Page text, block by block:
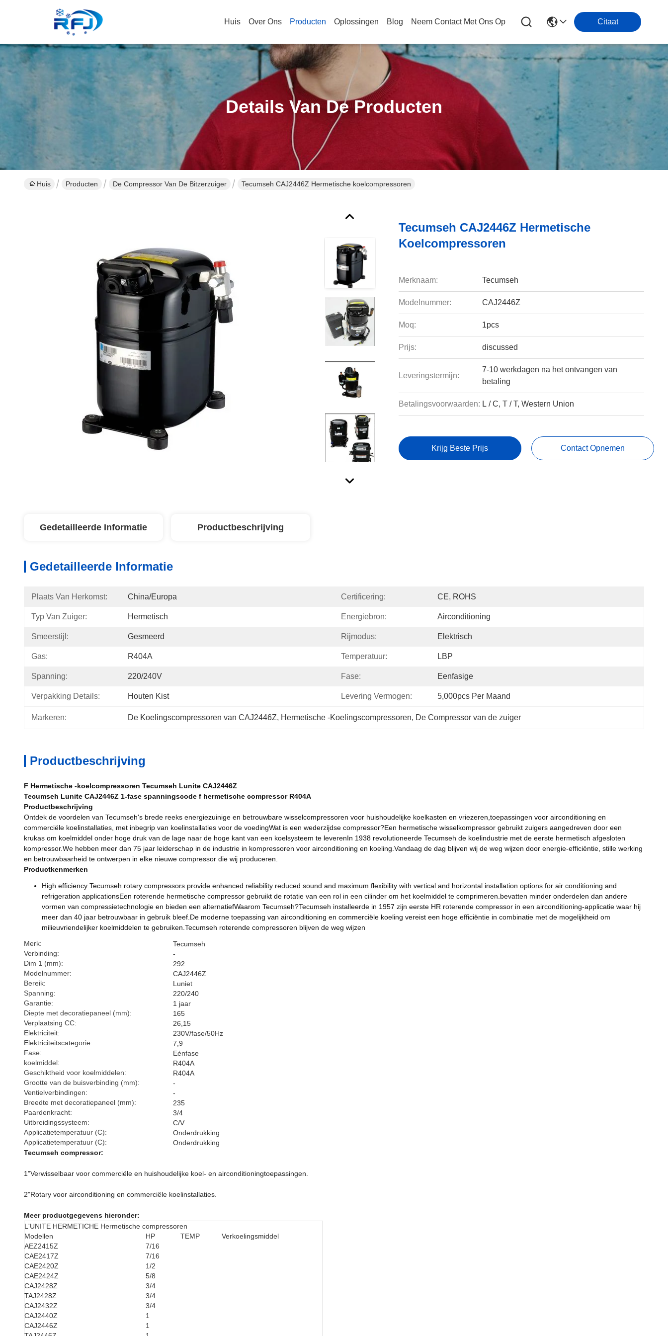
Huis Over Ons Producten Oplossingen Blog Neem Contact Met Ons Op Citaat
Details Van De Producten
Huis Producten De Compressor Van De Bitzerzuiger Tecumseh CAJ2446Z Hermetische koelcompressoren
Tecumseh CAJ2446Z Hermetische
Koelcompressoren
Merknaam: Tecumseh
Modelnummer: CAJ2446Z
Moq: 1pcs
Prijs: discussed
Leveringstermijn:
7-10 werkdagen na het ontvangen van
betaling
Betalingsvoorwaarden: L / C, T / T, Western Union
Krijg Beste Prijs Contact Opnemen
Gedetailleerde Informatie Productbeschrijving
Gedetailleerde Informatie
Plaats Van Herkomst: China/Europa Certificering: CE, ROHS
Typ Van Zuiger: Hermetisch Energiebron: Airconditioning
Smeerstijl: Gesmeerd Rijmodus: Elektrisch
Gas: R404A Temperatuur: LBP
Spanning: 220/240V Fase: Eenfasige
Verpakking Details: Houten Kist Levering Vermogen: 5,000pcs Per Maand
Markeren: De Koelingscompressoren van CAJ2446Z, Hermetische -Koelingscompressoren, De Compressor van de zuiger
Productbeschrijving
F Hermetische -koelcompressoren Tecumseh Lunite CAJ2446Z
Tecumseh Lunite CAJ2446Z 1-fase spanningscode f hermetische compressor R404A
Productbeschrijving
Ontdek de voordelen van Tecumseh's brede reeks energiezuinige en betrouwbare wisselcompressoren voor huishoudelijke koelkasten en vriezeren,toepassingen voor airconditioning en
commerciële koelinstallaties, met inbegrip van koelinstallaties voor de voedingWat is een wederzijdse compressor?Een hermetische wisselkompressor gebruikt zuigers aangedreven door een
krukas om koelmiddel onder hoge druk van de lage naar de hoge kant van een koelsysteem te leverenIn 1938 revolutioneerde Tecumseh de koelindustrie met de eerste hermetisch afgesloten
kompressor.We hebben meer dan 75 jaar leiderschap in de industrie in kompressoren voor airconditioning en koeling.Vandaag de dag blijven wij de weg wijzen door energie-efficiëntie, stille werking
en betrouwbaarheid te ontwerpen in elke nieuwe compressor die wij produceren.
Productkenmerken
High efficiency Tecumseh rotary compressors provide enhanced reliability reduced sound and maximum flexibility with vertical and horizontal installation options for air conditioning and
refrigeration applicationsEen roterende hermetische compressor gebruikt de rotatie van een rol in een cilinder om het koelmiddel te comprimeren.bevatten minder onderdelen dan andere
vormen van compressietechnologie en bieden een alternatiefWaarom Tecumseh?Tecumseh installeerde in 1957 zijn eerste HR roterende compressor in een airconditioning-applicatie waar hij
meer dan 40 jaar betrouwbaar in gebruik bleef.De moderne toepassing van airconditioning en commerciële koeling vereist een hoge efficiëntie in combinatie met de mogelijkheid om
milieuvriendelijker koelmiddelen te gebruiken.Tecumseh roterende compressoren blijven de weg wijzen
Merk:
Tecumseh
Verbinding:
-
Dim 1 (mm):
292
Modelnummer:
CAJ2446Z
Bereik:
Luniet
Spanning:
220/240
Garantie:
1 jaar
Diepte met decoratiepaneel (mm):
165
Verplaatsing CC:
26,15
Elektriciteit:
230V/fase/50Hz
Elektriciteitscategorie:
7,9
Fase:
Eénfase
koelmiddel:
R404A
Geschiktheid voor koelmiddelen:
R404A
Grootte van de buisverbinding (mm):
-
Ventielverbindingen:
-
Breedte met decoratiepaneel (mm):
235
Paardenkracht:
3/4
Uitbreidingssysteem:
C/V
Applicatietemperatuur (C):
Onderdrukking
Applicatietemperatuur (C):
Onderdrukking
Tecumseh compressor:
1"Verwisselbaar voor commerciële en huishoudelijke koel- en airconditioningtoepassingen.
2"Rotary voor airconditioning en commerciële koelinstallaties.
Meer productgegevens hieronder:
L'UNITE HERMETICHE Hermetische compressoren
Modellen
HP TEMP
Verkoelingsmiddel
AEZ2415Z
7/16
CAE2417Z
7/16
CAE2420Z
1/2
CAE2424Z
5/8
CAJ2428Z
3/4
TAJ2428Z
3/4
CAJ2432Z
3/4
CAJ2440Z
1
CAJ2446Z
1